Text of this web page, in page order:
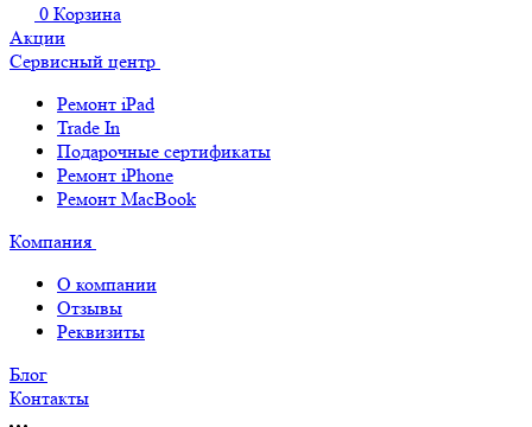
0 Корзина
Акции
Сервисный центр
Ремонт iPad
Trade In
Подарочные сертификаты
Ремонт iPhone
Ремонт MacBook
Компания
О компании
Отзывы
Реквизиты
Блог
Контакты